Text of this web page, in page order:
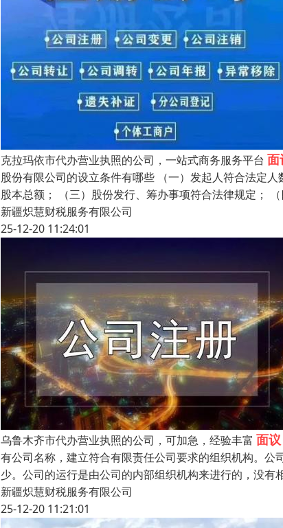
克拉玛依市代办营业执照的公司，一站式商务服务平台 面
股份有限公司的设立条件有哪些 （一）发起人符合法定
股本总额； （三）股份发行、筹办事项符合法律规定；
新疆炽慧财税服务有限公司
25-12-20 11:24:01
乌鲁木齐市代办营业执照的公司，可加急，经验丰富 面议
有公司名称，建立符合有限责任公司要求的组织机构。
少。公司的运行是由公司的内部组织机构来进行的，没
新疆炽慧财税服务有限公司
25-12-20 11:21:01